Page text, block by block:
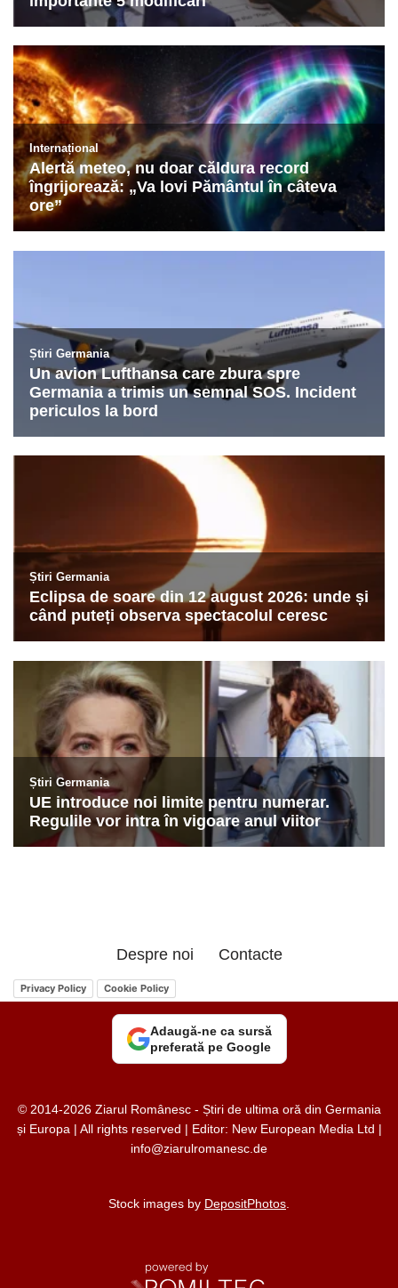
Despre noi Contacte
Privacy Policy Cookie Policy
Adaugă-ne ca sursă
preferată pe Google
© 2014-2026 Ziarul Românesc - Știri de ultima oră din Germania
și Europa | All rights reserved | Editor: New European Media Ltd |
info@ziarulromanesc.de
Stock images by DepositPhotos